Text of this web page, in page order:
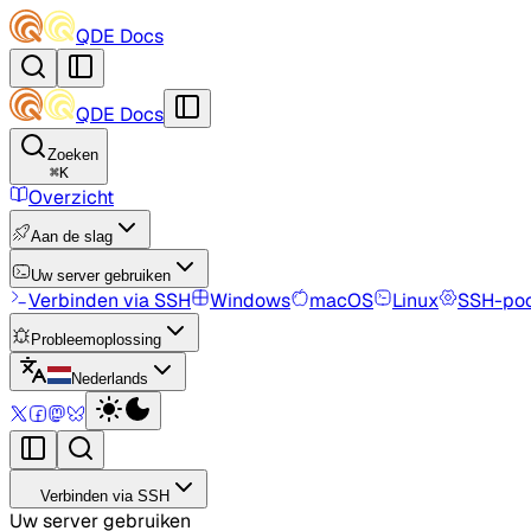
QDE Docs
QDE Docs
Zoeken
⌘K
Overzicht
Aan de slag
Uw server gebruiken
Verbinden via SSH Windows macOS Linux SSH-
Probleemoplossing
Nederlands
Verbinden via SSH
Uw server gebruiken